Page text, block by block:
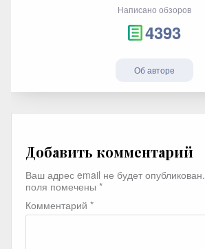
Написано обзоров
4393
Об авторе
Добавить комментарий
Ваш адрес email не будет опубликован.
поля помечены *
Комментарий *